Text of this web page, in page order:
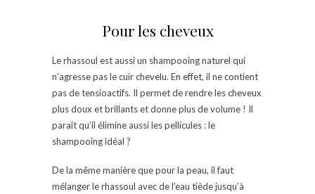
Pour les cheveux
Le rhassoul est aussi un shampooing naturel qui
n’agresse pas le cuir chevelu. En effet, il ne contient
pas de tensioactifs. Il permet de rendre les cheveux
plus doux et brillants et donne plus de volume ! Il
paraît qu’il élimine aussi les pellicules : le
shampooing idéal ?
De la même manière que pour la peau, il faut
mélanger le rhassoul avec de l’eau tiède jusqu’à